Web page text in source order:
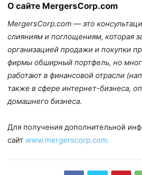
О сайте MergersCorp.com
MergersCorp.com — это
слияниям и поглощениям, которая
организацией продажи и покупки
фирмы обширный портфель, но
работают в финансовой отрасли
также в сфере интернет-бизнеса,
домашнего бизнеса.
Для получения дополнительной
сайт www.mergerscorp.com.